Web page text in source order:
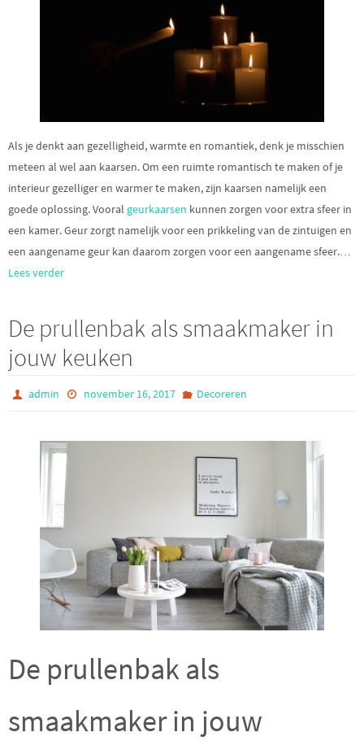
Als je denkt aan gezelligheid, warmte en romantiek, denk je misschien
meteen al wel aan kaarsen. Om een ruimte romantisch te maken of je
interieur gezelliger en warmer te maken, zijn kaarsen namelijk een
goede oplossing. Vooral geurkaarsen kunnen zorgen voor extra sfeer in
een kamer. Geur zorgt namelijk voor een prikkeling van de zintuigen en
een aangename geur kan daarom zorgen voor een aangename sfeer.…
Lees verder
De prullenbak als smaakmaker in
jouw keuken
admin november 16, 2017 Decoreren
De prullenbak als
smaakmaker in jouw